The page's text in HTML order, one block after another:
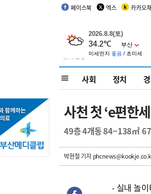
페이스북 엑스 카카오
사회 정치
사천 첫 ‘e편한
49층 4개동 84~138㎡
박현철 기자
- 실내 놀